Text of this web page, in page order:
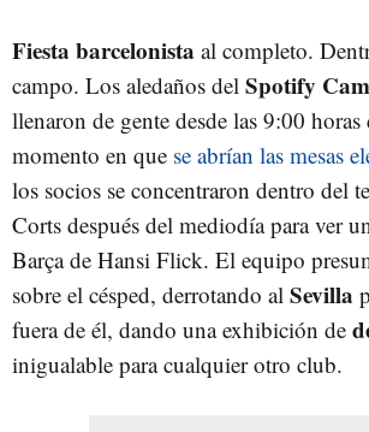
Fiesta barcelonista al completo.
campo. Los aledaños del Spotify
llenaron de gente desde las 9:00 horas
momento en que se abrían las mesas
los socios se concentraron dentro del
Corts después del mediodía para ver
Barça de Hansi Flick. El equipo
sobre el césped, derrotando al Sevilla
fuera de él, dando una exhibición de
inigualable para cualquier otro club.